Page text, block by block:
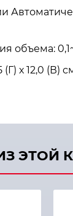
объема:
х 12,0 (В)
ЭТОЙ